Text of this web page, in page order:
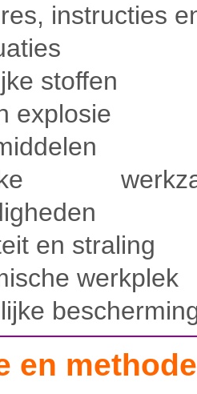
instructies
stoffen
explosie
en straling
werkplek
en